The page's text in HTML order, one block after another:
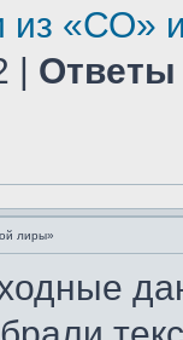
из «СО»
| Ответы
лиры»